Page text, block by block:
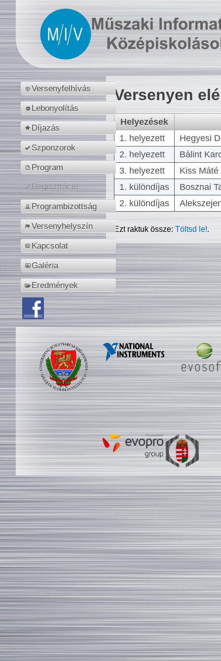
Versenyfelhívás
Lebonyolítás
Díjazás
Szponzorok
Program
Regisztráció
Programbizottság
Versenyhelyszín
Kapcsolat
Galéria
Eredmények
Versenyen
Helyezések
1. helyezett
Hegyesi
2. helyezett
Bálint
3. helyezett
Kiss
1. különdíjas
Bosznai
2. különdíjas
Ezt raktuk össze:Töltsd le!.